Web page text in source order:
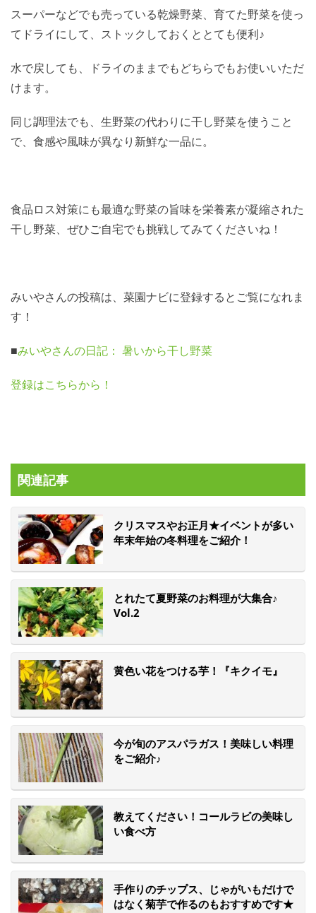
スーパーなどでも売っている乾燥野菜、育てた野菜を使っ
てドライにして、ストックしておくととても便利♪
水で戻しても、ドライのままでもどちらでもお使いいただ
けます。
同じ調理法でも、生野菜の代わりに干し野菜を使うこと
で、食感や風味が異なり新鮮な一品に。
食品ロス対策にも最適な野菜の旨味を栄養素が凝縮された
干し野菜、ぜひご自宅でも挑戦してみてくださいね！
みいやさんの投稿は、菜園ナビに登録するとご覧になれま
す！
■みいやさんの日記： 暑いから干し野菜
登録はこちらから！
関連記事
クリスマスやお正月★イベントが多い
年末年始の冬料理をご紹介！
とれたて夏野菜のお料理が大集合♪
Vol.2
黄色い花をつける芋！『キクイモ』
今が旬のアスパラガス！美味しい料理
をご紹介♪
教えてください！コールラビの美味し
い食べ方
手作りのチップス、じゃがいもだけで
はなく菊芋で作るのもおすすめです★